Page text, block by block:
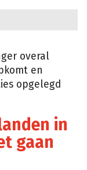
overal
en
opgelegd
in
gaan